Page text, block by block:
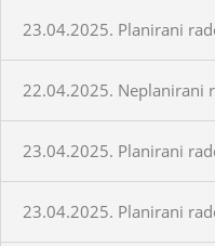
23.04.2025. Planirani
22.04.2025. Neplanirani
23.04.2025. Planirani
23.04.2025. Planirani